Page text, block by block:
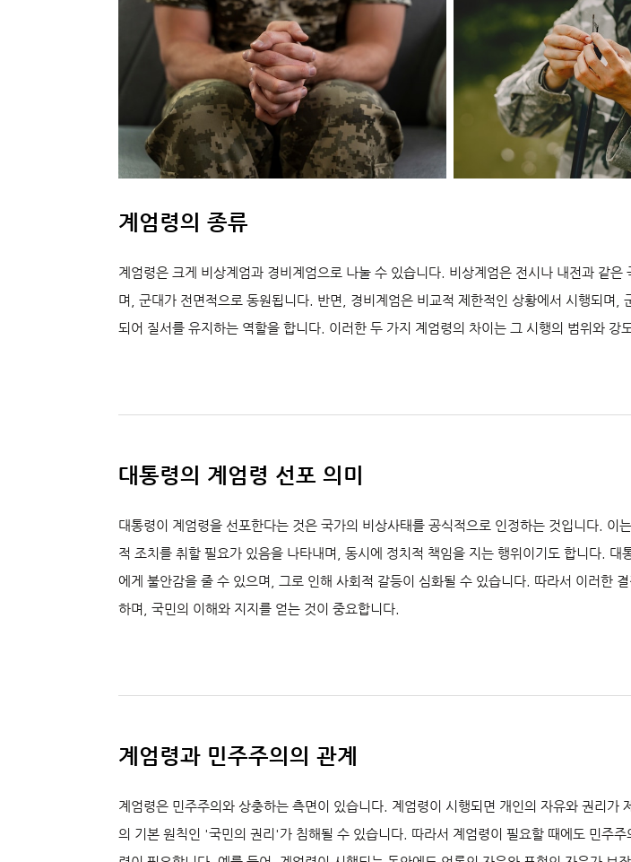
계엄령의 종류
계엄령은 크게 비상계엄과 경비계엄으로 나눌 수 있습니다. 비상계엄은 전시나 내전과 같은
며, 군대가 전면적으로 동원됩니다. 반면, 경비계엄은 비교적 제한적인 상황에서 시행되며,
되어 질서를 유지하는 역할을 합니다. 이러한 두 가지 계엄령의 차이는 그 시행의 범위와 강
대통령의 계엄령 선포 의미
대통령이 계엄령을 선포한다는 것은 국가의 비상사태를 공식적으로 인정하는 것입니다. 이
적 조치를 취할 필요가 있음을 나타내며, 동시에 정치적 책임을 지는 행위이기도 합니다. 대
에게 불안감을 줄 수 있으며, 그로 인해 사회적 갈등이 심화될 수 있습니다. 따라서 이러한
하며, 국민의 이해와 지지를 얻는 것이 중요합니다.
계엄령과 민주주의의 관계
계엄령은 민주주의와 상충하는 측면이 있습니다. 계엄령이 시행되면 개인의 자유와 권리가
의 기본 원칙인 '국민의 권리'가 침해될 수 있습니다. 따라서 계엄령이 필요할 때에도 민주주